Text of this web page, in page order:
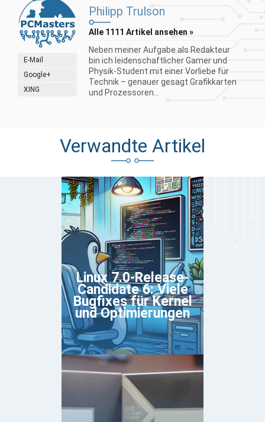
E-Mail
Google+
XING
Philipp Trulson
Alle 1111 Artikel ansehen »
Neben meiner Aufgabe als Redakteur
bin ich leidenschaftlicher Gamer und
Physik-Student mit einer Vorliebe für
Technik – genauer gesagt Grafikkarten
und Prozessoren...
Verwandte Artikel
Linux 7.0-Release-
Candidate 6: Viele
Bugfixes für Kernel
und Optimierungen